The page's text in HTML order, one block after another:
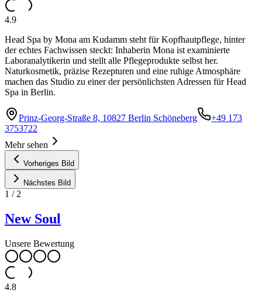
4.9
Head Spa by Mona am Kudamm steht für Kopfhautpflege, hinter
der echtes Fachwissen steckt: Inhaberin Mona ist examinierte
Laboranalytikerin und stellt alle Pflegeprodukte selbst her.
Naturkosmetik, präzise Rezepturen und eine ruhige Atmosphäre
machen das Studio zu einer der persönlichsten Adressen für Head
Spa in Berlin.
Prinz-Georg-Straße 8, 10827 Berlin Schöneberg
+49 173
3753722
Mehr sehen
Vorheriges Bild
Nächstes Bild
1 / 2
New Soul
Unsere Bewertung
4.8